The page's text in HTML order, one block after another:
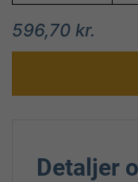
596,70 kr.
Detaljer